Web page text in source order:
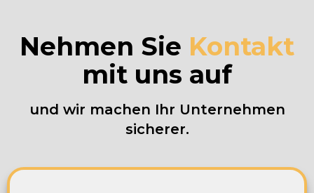
Nehmen Sie Kontakt
mit uns auf
und wir machen Ihr Unternehmen
sicherer.